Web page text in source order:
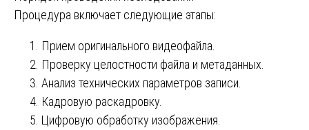
Процедура включает следующие этапы:
Прием оригинального видеофайла.
Проверку целостности файла и метаданных.
Анализ технических параметров записи.
Кадровую раскадровку.
Цифровую обработку изображения.